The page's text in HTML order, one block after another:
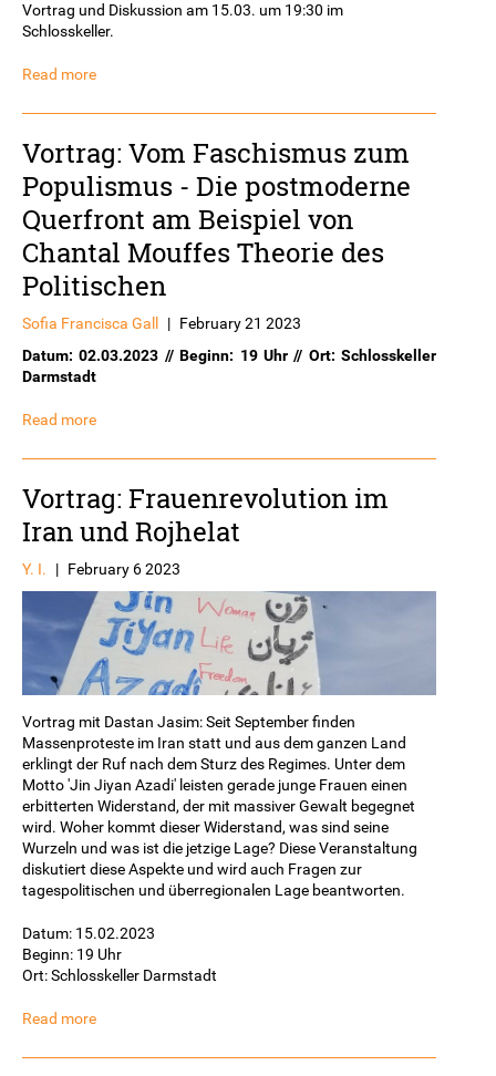
Vortrag und Diskussion am 15.03. um 19:30 im
Schlosskeller.
Read more
Vortrag: Vom Faschismus zum
Populismus - Die postmoderne
Querfront am Beispiel von
Chantal Mouffes Theorie des
Politischen
Sofia Francisca Gall | February 21 2023
Datum: 02.03.2023 // Beginn: 19 Uhr // Ort: Schlosskeller
Darmstadt
Read more
Vortrag: Frauenrevolution im
Iran und Rojhelat
Y. I. | February 6 2023
Vortrag mit Dastan Jasim: Seit September finden
Massenproteste im Iran statt und aus dem ganzen Land
erklingt der Ruf nach dem Sturz des Regimes. Unter dem
Motto 'Jin Jiyan Azadi' leisten gerade junge Frauen einen
erbitterten Widerstand, der mit massiver Gewalt begegnet
wird. Woher kommt dieser Widerstand, was sind seine
Wurzeln und was ist die jetzige Lage? Diese Veranstaltung
diskutiert diese Aspekte und wird auch Fragen zur
tagespolitischen und überregionalen Lage beantworten.
Datum: 15.02.2023
Beginn: 19 Uhr
Ort: Schlosskeller Darmstadt
Read more